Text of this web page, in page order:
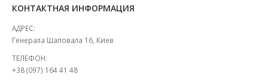
КОНТАКТНАЯ ИНФОРМАЦИЯ
АДРЕС:
Генерала Шаповала 16, Киев
ТЕЛЕФОН:
+38 (097) 164 41 48